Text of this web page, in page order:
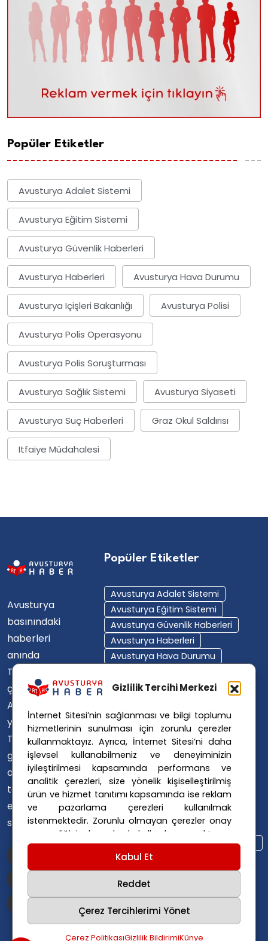
Gizlilik Tercihi Merkezi
İnternet Sitesi’nin sağlanması ve bilgi toplumu
hizmetlerinin sunulması için zorunlu çerezler
kullanmaktayız. Ayrıca, İnternet Sitesi’ni daha
işlevsel kullanabilmeniz ve deneyiminizin
iyileştirilmesi kapsamında performans ve
analitik çerezleri, size yönelik kişiselleştirilmiş
ürün ve hizmet tanıtımı kapsamında ise reklam
ve pazarlama çerezleri kullanılmak
istenmektedir. Zorunlu olmayan çerezler onay
vermediğiniz durumlarda kullanılmayacaktır.
Ayarlarınız 365 gün saklanır.
veGizlilik Politikasıiçin linklere tıklayınız.
Kabul Et
Reddet
Çerez Tercihlerimi Yönet
Çerez PolitikasıGizlilik BildirimiKünye
Popüler Etiketler
Avusturya Adalet Sistemi
Avusturya Eğitim Sistemi
Avusturya Güvenlik Haberleri
Avusturya Haberleri Avusturya Hava Durumu
Avusturya Içişleri Bakanlığı Avusturya Polisi
Avusturya Polis Operasyonu
Avusturya Polis Soruşturması
Avusturya Sağlık Sistemi Avusturya Siyaseti
Avusturya Suç Haberleri Graz Okul Saldırısı
Itfaiye Müdahalesi
Avusturya
basınındaki
haberleri
anında
Türkçe'ye
çevirerek,
Avusturya'da
yaşayan
Türklerin ülke
gündemini
ana dillerinde
takip
etmelerini
sağlıyoruz.
Popüler Etiketler
Avusturya Adalet Sistemi
Avusturya Eğitim Sistemi
Avusturya Güvenlik Haberleri
Avusturya Haberleri
Avusturya Hava Durumu
Avusturya Polisi
Avusturya Polis Soruşturması
Avusturya Sağlık Sistemi
Avusturya Siyaseti
Avusturya Suç Haberleri
Avusturya Trafik Haberleri
Donald Trump
FPÖ
Graz Okul Saldırısı
Internet Dolandırıcılığı
Itfaiye Müdahalesi
Viyana Polisi
Viyana Suç Haberleri